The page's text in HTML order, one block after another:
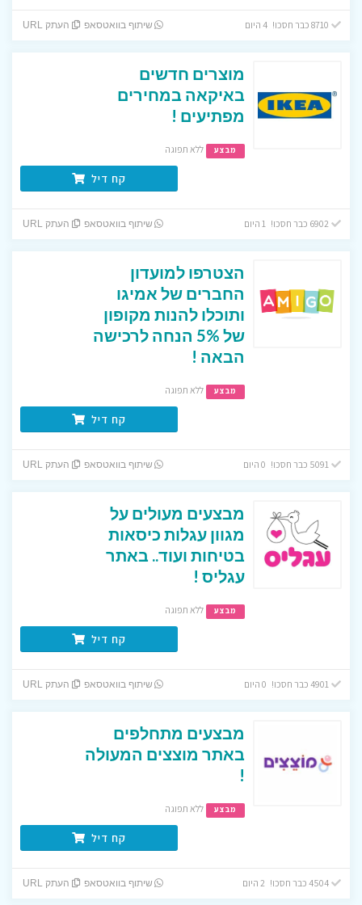
שיתוף בוואטסאפ העתק URL
מוצרים חדשים
באיקאה במחירים
מפתיעים !
מבצע ללא תפוגה
קח דיל
שיתוף בוואטסאפ העתק URL
הצטרפו למועדון
החברים של אמיגו
ותוכלו להנות מקופון
של 5% הנחה לרכישה
הבאה !
מבצע ללא תפוגה
קח דיל
שיתוף בוואטסאפ העתק URL
מבצעים מעולים על
מגוון עגלות כיסאות
בטיחות ועוד.. באתר
עגליס !
מבצע ללא תפוגה
קח דיל
שיתוף בוואטסאפ העתק URL
מבצעים מתחלפים
באתר מוצצים המעולה
!
מבצע ללא תפוגה
קח דיל
4504 כבר חסכו! 2 היום שיתוף בוואטסאפ העתק URL